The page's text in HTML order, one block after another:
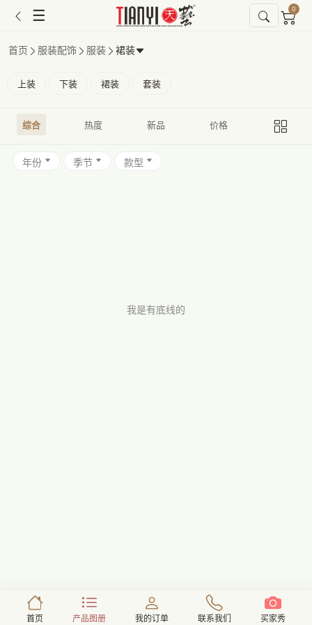
☰ 0
首页 服装配饰 服装 裙装
上装 下装 裙装 套装
综合 热度 新品 价格
年份 季节 款型
我是有底线的
首页 产品图册 我的订单 联系我们 买家秀